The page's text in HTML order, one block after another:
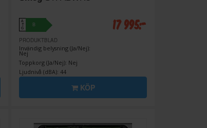
A
↑
G
B
PRODUKTBLAD
Invändig belysning (Ja/Nej):
Nej
Toppkorg (Ja/Nej): Nej
Ljudnivå (dBA): 44
17 995:-
KÖP